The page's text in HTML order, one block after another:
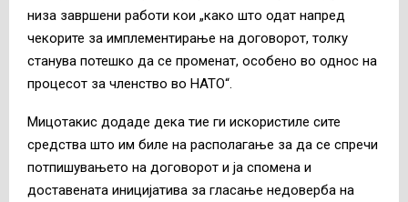
низа завршени работи кои „како што одат напред
чекорите за имплементирање на договорот, толку
станува потешко да се променат, особено во однос на
процесот за членство во НАТО“.
Мицотакис додаде дека тие ги искористиле сите
средства што им биле на располагање за да се спречи
потпишувањето на договорот и ја спомена и
доставената иницијатива за гласање недоверба на